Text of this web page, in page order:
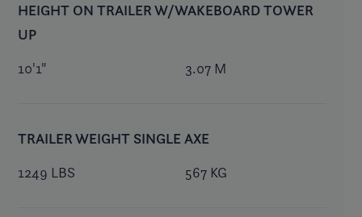
HEIGHT ON TRAILER W/WAKEBOARD TOWER
UP
10'1" 3.07 M
TRAILER WEIGHT SINGLE AXE
1249 LBS 567 KG